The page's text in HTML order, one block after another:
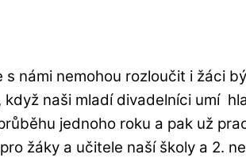
námi nemohou rozloučit i žáci
naši mladí divadelníci umí
jednoho roku a pak už
žáky a učitele naší školy a 2.